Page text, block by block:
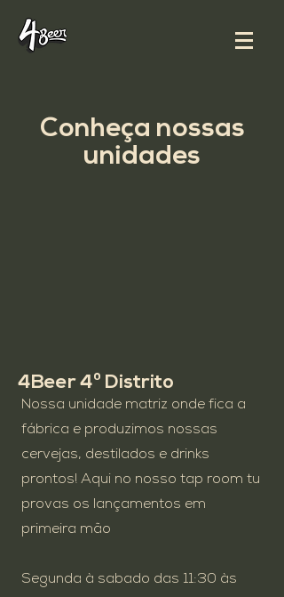
Conheça nossas
unidades
4Beer 4º Distrito
Nossa unidade matriz onde fica a
fábrica e produzimos nossas
cervejas, destilados e drinks
prontos! Aqui no nosso tap room tu
provas os lançamentos em
primeira mão
Segunda à sabado das 11:30 às